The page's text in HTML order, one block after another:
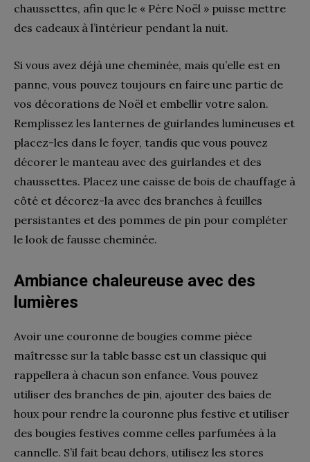
chaussettes, afin que le « Père Noël » puisse mettre
des cadeaux à l’intérieur pendant la nuit.
Si vous avez déjà une cheminée, mais qu’elle est en
panne, vous pouvez toujours en faire une partie de
vos décorations de Noël et embellir votre salon.
Remplissez les lanternes de guirlandes lumineuses et
placez-les dans le foyer, tandis que vous pouvez
décorer le manteau avec des guirlandes et des
chaussettes. Placez une caisse de bois de chauffage à
côté et décorez-la avec des branches à feuilles
persistantes et des pommes de pin pour compléter
le look de fausse cheminée.
Ambiance chaleureuse avec des
lumières
Avoir une couronne de bougies comme pièce
maîtresse sur la table basse est un classique qui
rappellera à chacun son enfance. Vous pouvez
utiliser des branches de pin, ajouter des baies de
houx pour rendre la couronne plus festive et utiliser
des bougies festives comme celles parfumées à la
cannelle. S’il fait beau dehors, utilisez les stores